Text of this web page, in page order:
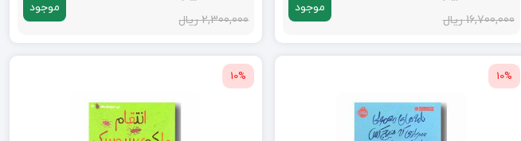
16,700,000 ریال
موجود
2,300,000 ریال
موجود
10%
10%